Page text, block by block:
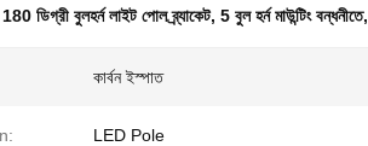
180 ডিগ্রী বুলহর্ন লাইট পোল ব্র্যাকেট, 5 বুল হর্ন মাউন্টিং বন্ধনীতে,
কার্বন ইস্পাত
LED Pole